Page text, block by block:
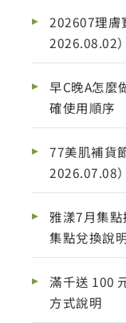
202607理膚
2026.08.02
早C晚A怎麼
確使用順序
77美肌補貨
2026.07.08
雅漾7月集
集點兌換說
滿千送 100
方式說明